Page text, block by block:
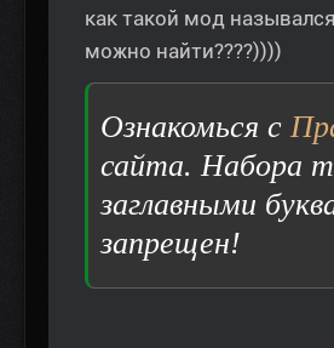
как такой мод
можно найти????))))
Ознакомься с
сайта. Набора
заглавными
запрещен!